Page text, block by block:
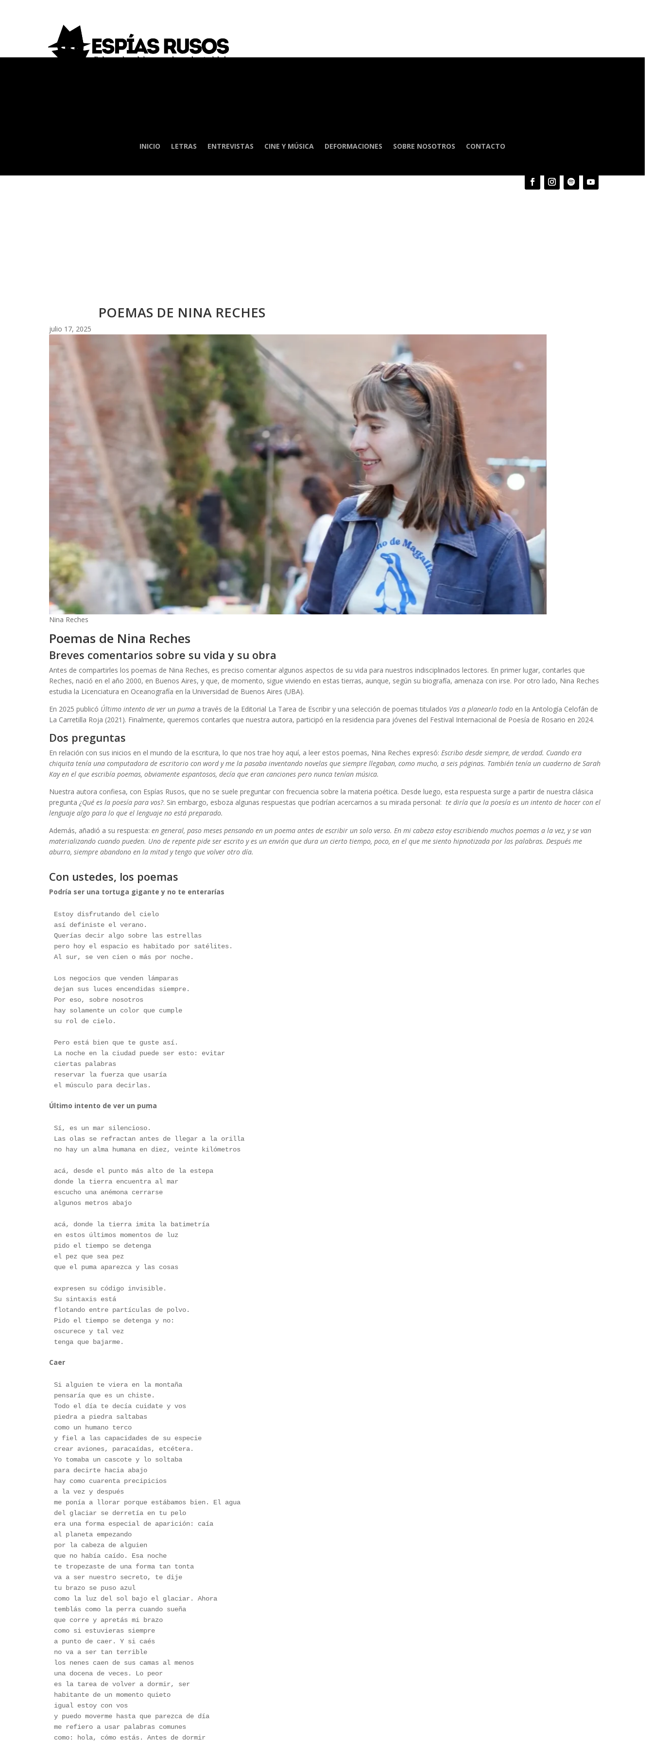
INICIO LETRAS ENTREVISTAS CINE Y MÚSICA DEFORMACIONES SOBRE NOSOTROS CONTACTO
POEMAS DE NINA RECHES
julio 17, 2025
Nina Reches
Poemas de Nina Reches
Breves comentarios sobre su vida y su obra
Antes de compartirles los poemas de Nina Reches, es preciso comentar algunos aspectos de su vida para nuestros indisciplinados lectores. En primer lugar, contarles que
Reches, nació en el año 2000, en Buenos Aires, y que, de momento, sigue viviendo en estas tierras, aunque, según su biografía, amenaza con irse. Por otro lado, Nina Reches
estudia la Licenciatura en Oceanografía en la Universidad de Buenos Aires (UBA).
En 2025 publicó Último intento de ver un pumaa través de la Editorial La Tarea de Escribir y una selección de poemas titulados Vas a planearlo todoen la Antología Celofán de
La Carretilla Roja (2021). Finalmente, queremos contarles que nuestra autora, participó en la residencia para jóvenes del Festival Internacional de Poesía de Rosario en 2024.
Dos preguntas
En relación con sus inicios en el mundo de la escritura, lo que nos trae hoy aquí, a leer estos poemas, Nina Reches expresó: Escribo desde siempre, de verdad. Cuando era
chiquita tenía una computadora de escritorio con word y me la pasaba inventando novelas que siempre llegaban, como mucho, a seis páginas. También tenía un cuaderno de Sarah
Kay en el que escribía poemas, obviamente espantosos, decía que eran canciones pero nunca tenían música.
Nuestra autora confiesa, con Espías Rusos, que no se suele preguntar con frecuencia sobre la materia poética. Desde luego, esta respuesta surge a partir de nuestra clásica
pregunta ¿Qué es la poesía para vos?. Sin embargo, esboza algunas respuestas que podrían acercarnos a su mirada personal: te diría que la poesía es un intento de hacer con el
lenguaje algo para lo que el lenguaje no está preparado.
Además, añadió a su respuesta: en general, paso meses pensando en un poema antes de escribir un solo verso. En mi cabeza estoy escribiendo muchos poemas a la vez, y se van
materializando cuando pueden. Uno de repente pide ser escrito y es un envión que dura un cierto tiempo, poco, en el que me siento hipnotizada por las palabras. Después me
aburro, siempre abandono en la mitad y tengo que volver otro día.
Con ustedes, los poemas
Podría ser una tortuga gigante y no te enterarías
Estoy disfrutando del cielo
así definiste el verano.
Querías decir algo sobre las estrellas
pero hoy el espacio es habitado por satélites.
Al sur, se ven cien o más por noche.
Los negocios que venden lámparas
dejan sus luces encendidas siempre.
Por eso, sobre nosotros
hay solamente un color que cumple
su rol de cielo.
Pero está bien que te guste así.
La noche en la ciudad puede ser esto: evitar
ciertas palabras
reservar la fuerza que usaría
el músculo para decirlas.
Último intento de ver un puma
Sí, es un mar silencioso.
Las olas se refractan antes de llegar a la orilla
no hay un alma humana en diez, veinte kilómetros
acá, desde el punto más alto de la estepa
donde la tierra encuentra al mar
escucho una anémona cerrarse
algunos metros abajo
acá, donde la tierra imita la batimetría
en estos últimos momentos de luz
pido el tiempo se detenga
el pez que sea pez
que el puma aparezca y las cosas
expresen su código invisible.
Su sintaxis está
flotando entre partículas de polvo.
Pido el tiempo se detenga y no:
oscurece y tal vez
tenga que bajarme.
Caer
Si alguien te viera en la montaña
pensaría que es un chiste.
Todo el día te decía cuidate y vos
piedra a piedra saltabas
como un humano terco
y fiel a las capacidades de su especie
crear aviones, paracaídas, etcétera.
Yo tomaba un cascote y lo soltaba
para decirte hacia abajo
hay como cuarenta precipicios
a la vez y después
me ponía a llorar porque estábamos bien. El agua
del glaciar se derretía en tu pelo
era una forma especial de aparición: caía
al planeta empezando
por la cabeza de alguien
que no había caído. Esa noche
te tropezaste de una forma tan tonta
va a ser nuestro secreto, te dije
tu brazo se puso azul
como la luz del sol bajo el glaciar. Ahora
temblás como la perra cuando sueña
que corre y apretás mi brazo
como si estuvieras siempre
a punto de caer. Y si caés
no va a ser tan terrible
los nenes caen de sus camas al menos
una docena de veces. Lo peor
es la tarea de volver a dormir, ser
habitante de un momento quieto
igual estoy con vos
y puedo moverme hasta que parezca de día
me refiero a usar palabras comunes
como: hola, cómo estás. Antes de dormir